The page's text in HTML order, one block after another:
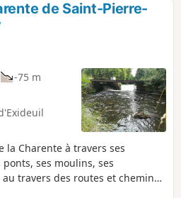
p
de Saint-Pierre-
-75 m
la Charente à travers ses
ses moulins, ses
travers des routes et chemins